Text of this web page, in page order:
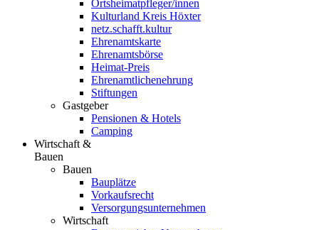
Ortsheimatpfleger/innen
Kulturland Kreis Höxter
netz.schafft.kultur
Ehrenamtskarte
Ehrenamtsbörse
Heimat-Preis
Ehrenamtlichenehrung
Stiftungen
Gastgeber
Pensionen & Hotels
Camping
Wirtschaft &
Bauen
Bauen
Bauplätze
Vorkaufsrecht
Versorgungsunternehmen
Wirtschaft